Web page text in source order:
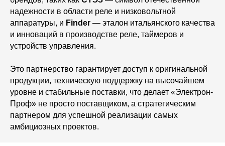
надежности в области реле и низковольтной
аппаратуры, и Finder — эталон итальянского качества
и инноваций в производстве реле, таймеров и
устройств управления.
Это партнерство гарантирует доступ к оригинальной
продукции, техническую поддержку на высочайшем
уровне и стабильные поставки, что делает «Электрон-
Проф» не просто поставщиком, а стратегическим
партнером для успешной реализации самых
амбициозных проектов.